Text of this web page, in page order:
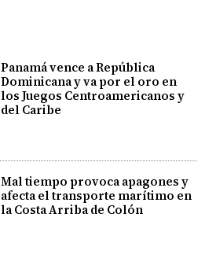
Panamá vence a República
Dominicana y va por el oro en
los Juegos Centroamericanos y
del Caribe
Mal tiempo provoca apagones y
afecta el transporte marítimo en
la Costa Arriba de Colón